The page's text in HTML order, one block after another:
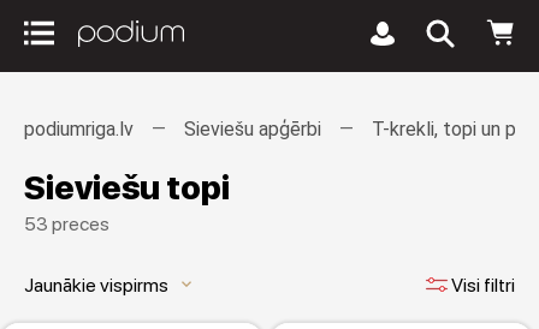
podiumriga.lv Sieviešu apģērbi T-krekli, topi un
Sieviešu topi
53 preces
Jaunākie vispirms keyboard_arrow_down Visi filtri